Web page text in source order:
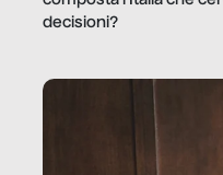
decisioni?